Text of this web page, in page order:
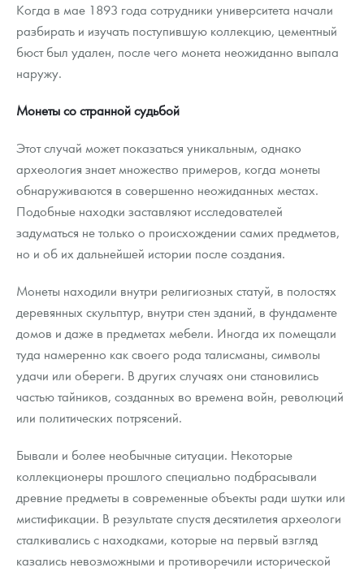
Когда в мае 1893 года сотрудники университета начали
разбирать и изучать поступившую коллекцию, цементный
бюст был удален, после чего монета неожиданно выпала
наружу.
Монеты со странной судьбой
Этот случай может показаться уникальным, однако
археология знает множество примеров, когда монеты
обнаруживаются в совершенно неожиданных местах.
Подобные находки заставляют исследователей
задуматься не только о происхождении самих предметов,
но и об их дальнейшей истории после создания.
Монеты находили внутри религиозных статуй, в полостях
деревянных скульптур, внутри стен зданий, в фундаменте
домов и даже в предметах мебели. Иногда их помещали
туда намеренно как своего рода талисманы, символы
удачи или обереги. В других случаях они становились
частью тайников, созданных во времена войн, революций
или политических потрясений.
Бывали и более необычные ситуации. Некоторые
коллекционеры прошлого специально подбрасывали
древние предметы в современные объекты ради шутки или
мистификации. В результате спустя десятилетия археологи
сталкивались с находками, которые на первый взгляд
казались невозможными и противоречили исторической